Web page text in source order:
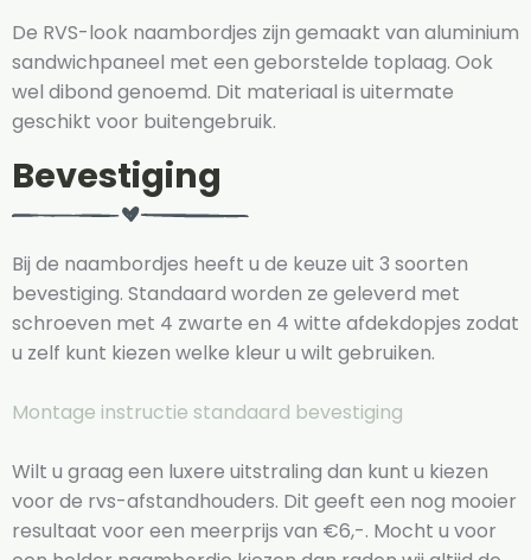
De RVS-look naambordjes zijn gemaakt van aluminium
sandwichpaneel met een geborstelde toplaag. Ook
wel dibond genoemd. Dit materiaal is uitermate
geschikt voor buitengebruik.
Bevestiging
Bij de naambordjes heeft u de keuze uit 3 soorten
bevestiging. Standaard worden ze geleverd met
schroeven met 4 zwarte en 4 witte afdekdopjes zodat
u zelf kunt kiezen welke kleur u wilt gebruiken.
Montage instructie standaard bevestiging
Wilt u graag een luxere uitstraling dan kunt u kiezen
voor de rvs-afstandhouders. Dit geeft een nog mooier
resultaat voor een meerprijs van €6,-. Mocht u voor